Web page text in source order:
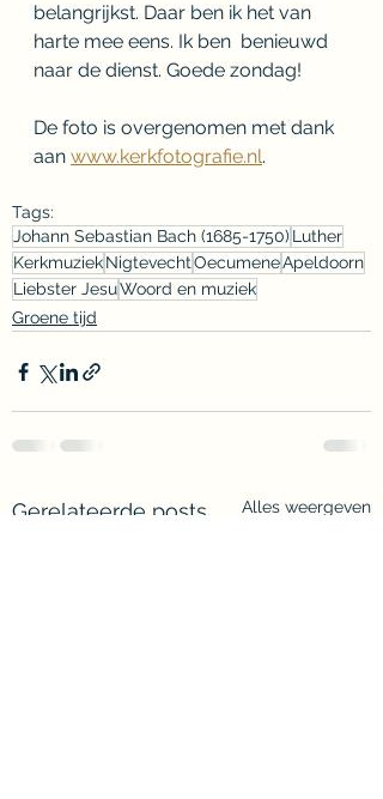
belangrijkst. Daar ben ik het van
harte mee eens. Ik ben  benieuwd
naar de dienst. Goede zondag!
De foto is overgenomen met dank
aan www.kerkfotografie.nl.
Tags:
Johann Sebastian Bach (1685-1750) Luther
KerkmuziekNigtevechtOecumeneApeldoorn
Liebster JesuWoord en muziek
Groene tijd
Gerelateerde posts Alles weergeven